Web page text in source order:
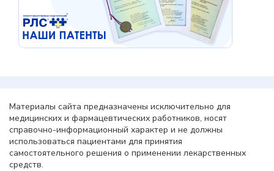
Материалы сайта предназначены исключительно для
медицинских и фармацевтических работников, носят
справочно-информационный характер и не должны
использоваться пациентами для принятия
самостоятельного решения о применении лекарственных
средств.